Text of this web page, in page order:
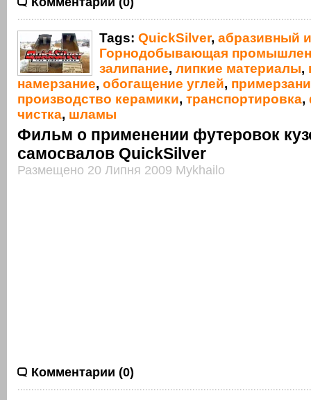
Tags: QuickSilver, абразивный
Горнодобывающая
залипание, липкие материалы,
намерзание, обогащение углей,
производство керамики, транспортировка,
чистка, шламы
Фильм о применении футеровок
самосвалов QuickSilver
Размещено 20 Липня 2009 Mykhailo
Комментарии (0)